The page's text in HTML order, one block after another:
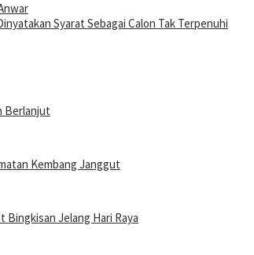
Syarat Sebagai Calon Tak Terpenuhi
Berlanjut
Kembang Janggut
Bingkisan Jelang Hari Raya